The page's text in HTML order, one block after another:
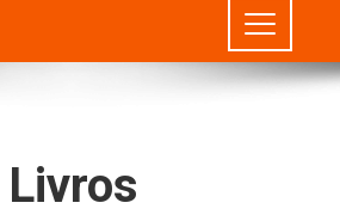
Livros